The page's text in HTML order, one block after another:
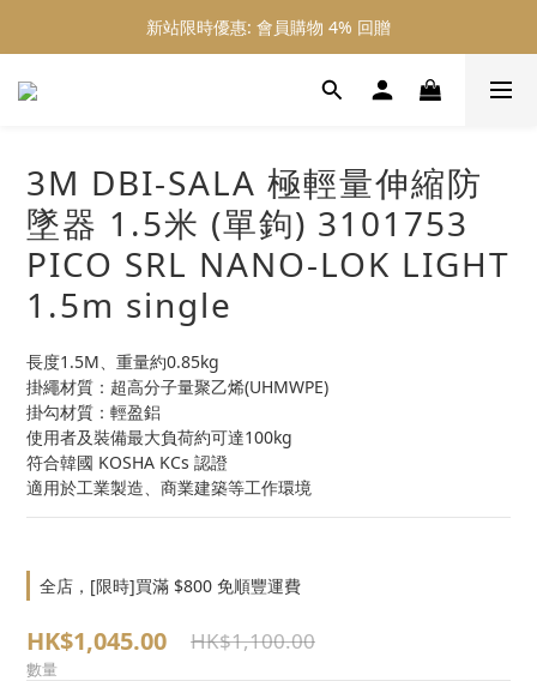
新站限時優惠: 會員購物 4% 回贈
新站限時優惠: 會員購物 4% 回贈
新站限時優惠: 滿 $800 順豐免運費
3M DBI-SALA 極輕量伸縮防
墜器 1.5米 (單鉤) 3101753
PICO SRL NANO-LOK LIGHT
1.5m single
長度1.5M、重量約0.85kg
掛繩材質：超高分子量聚乙烯(UHMWPE)
掛勾材質：輕盈鋁
使用者及裝備最大負荷約可達100kg
符合韓國 KOSHA KCs 認證
適用於工業製造、商業建築等工作環境
全店，[限時]買滿 $800 免順豐運費
HK$1,045.00 HK$1,100.00
數量